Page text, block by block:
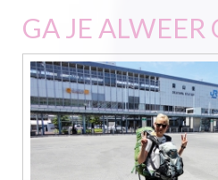
GA JE ALWEER